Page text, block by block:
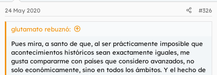
d
o
r
d
t
e
e
n
i
i
o
24 May 2020 #326
glutamato rebuznó:
Pues mira, a santo de que, al ser prácticamente imposible que
acontecimientos históricos sean exactamente iguales, me
gusta compararme con países que considero avanzados, no
solo económicamente, sino en todos los ámbitos. Y el hecho de